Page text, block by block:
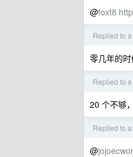
@foxt8
Replied to
零几年的
Replied to
20 个不够
Replied to
@